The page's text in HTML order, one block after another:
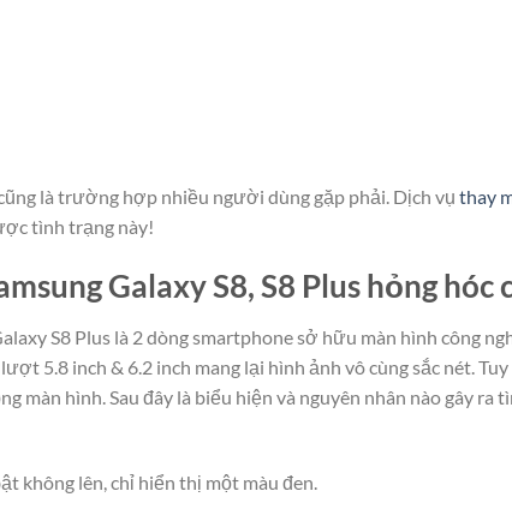
là trường hợp nhiều người dùng gặp phải. Dịch vụ thay
tình trạng này!
Galaxy S8, S8 Plus hỏng hóc
S8 Plus là 2 dòng smartphone sở hữu màn hình công
5.8 inch & 6.2 inch mang lại hình ảnh vô cùng sắc nét.
màn hình. Sau đây là biểu hiện và nguyên nhân nào gây ra
không lên, chỉ hiển thị một màu đen.